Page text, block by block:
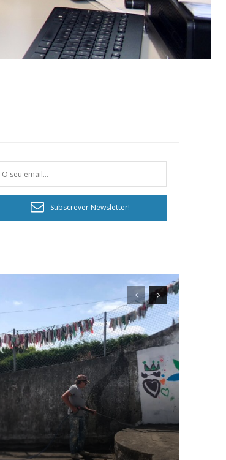
Subscrever Newsletter!